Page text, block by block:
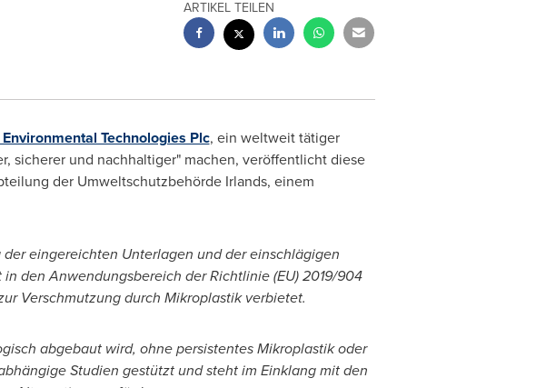
ARTIKEL TEILEN
Technologies Plc, ein weltweit tätiger
sicherer und nachhaltiger" machen, veröffentlicht diese
der Umweltschutzbehörde Irlands, einem
eingereichten Unterlagen und der einschlägigen
den Anwendungsbereich der Richtlinie (EU) 2019/904
Verschmutzung durch Mikroplastik verbietet.
abgebaut wird, ohne persistentes Mikroplastik oder
Studien gestützt und steht im Einklang mit den